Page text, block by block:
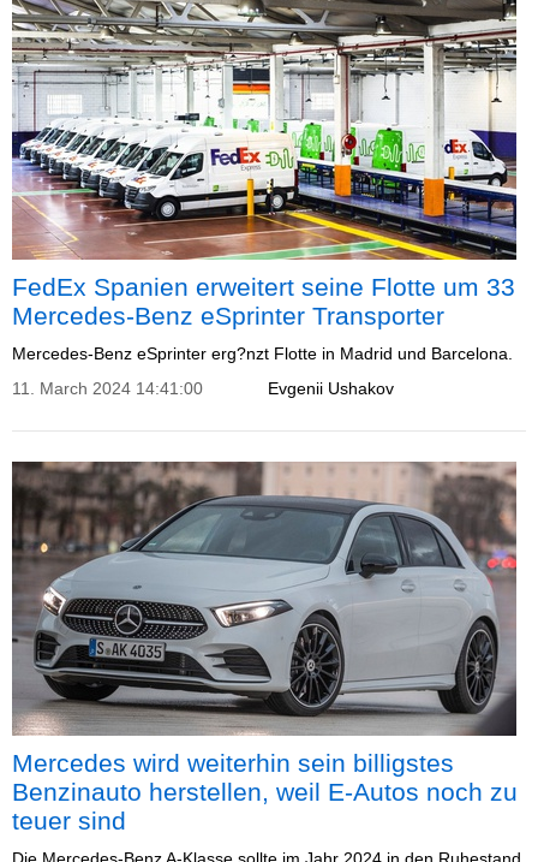
FedEx Spanien erweitert seine Flotte um 33
Mercedes-Benz eSprinter Transporter
Mercedes-Benz eSprinter erg?nzt Flotte in Madrid und Barcelona.
Evgenii Ushakov
11. March 2024 14:41:00
Mercedes wird weiterhin sein billigstes
Benzinauto herstellen, weil E-Autos noch zu
teuer sind